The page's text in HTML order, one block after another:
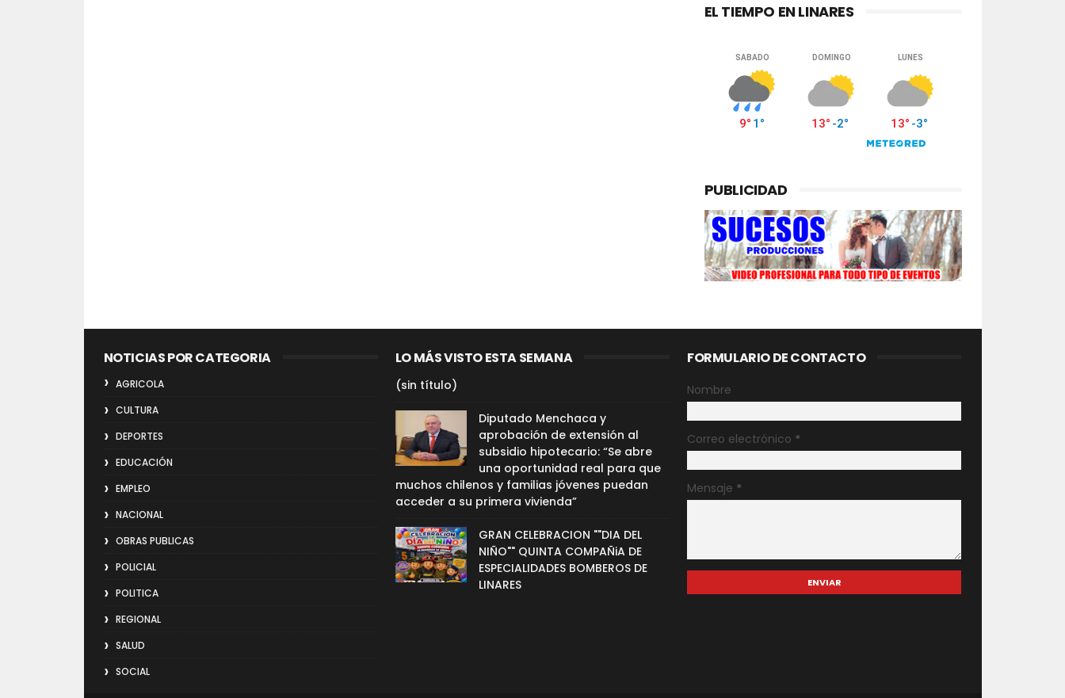
EL TIEMPO EN LINARES
PUBLICIDAD
NOTICIAS POR CATEGORIA
AGRICOLA
CULTURA
DEPORTES
EDUCACIÓN
EMPLEO
NACIONAL
OBRAS PUBLICAS
POLICIAL
POLITICA
REGIONAL
SALUD
SOCIAL
LO MÁS VISTO ESTA SEMANA
(sin título)
Diputado Menchaca y
aprobación de extensión al
subsidio hipotecario: “Se abre
una oportunidad real para que
muchos chilenos y familias jóvenes puedan
acceder a su primera vivienda”
GRAN CELEBRACION ""DIA DEL
NIÑO"" QUINTA COMPAÑiA DE
ESPECIALIDADES BOMBEROS DE
LINARES
FORMULARIO DE CONTACTO
Nombre
Correo electrónico *
Mensaje *